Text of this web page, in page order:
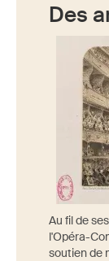
Des
Au fil de
l'Opéra-
soutien de